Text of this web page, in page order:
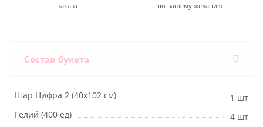
заказа
по вашему желанию
Состав букета
Шар Цифра 2 (40х102 см)
1 шт
Гелий (400 ед)
4 шт